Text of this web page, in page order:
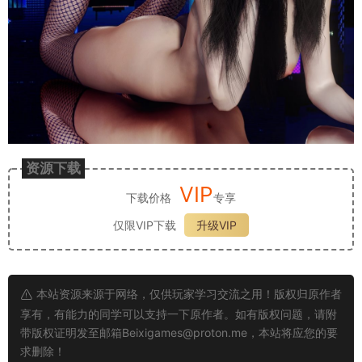
资源下载
下载价格 VIP专享
仅限VIP下载
升级VIP
本站资源来源于网络，仅供玩家学习交流之用！版权归原作者
享有，有能力的同学可以支持一下原作者。如有版权问题，请附
带版权证明发至邮箱Beixigames@proton.me ，本站将应您的要
求删除！